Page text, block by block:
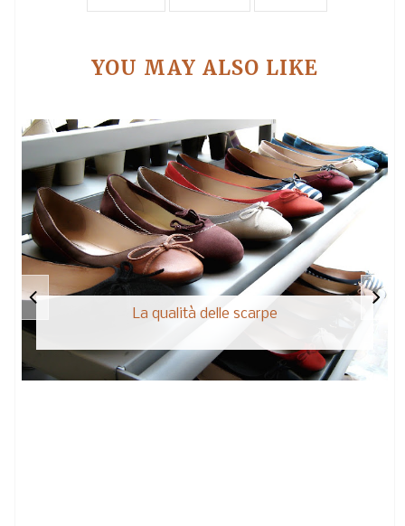
YOU MAY ALSO LIKE
La qualità delle scarpe